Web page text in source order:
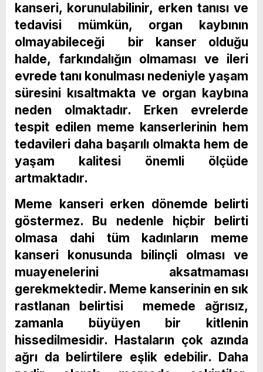
kanseri, korunulabilinir, erken tanısı ve
tedavisi mümkün, organ kaybının
olmayabileceği bir kanser olduğu
halde, farkındalığın olmaması ve ileri
evrede tanı konulması nedeniyle yaşam
süresini kısaltmakta ve organ kaybına
neden olmaktadır. Erken evrelerde
tespit edilen meme kanserlerinin hem
tedavileri daha başarılı olmakta hem de
yaşam kalitesi önemli ölçüde
artmaktadır.
Meme kanseri erken dönemde belirti
göstermez. Bu nedenle hiçbir belirti
olmasa dahi tüm kadınların meme
kanseri konusunda bilinçli olması ve
muayenelerini aksatmaması
gerekmektedir. Meme kanserinin en sık
rastlanan belirtisi memede ağrısız,
zamanla büyüyen bir kitlenin
hissedilmesidir. Hastaların çok azında
ağrı da belirtilere eşlik edebilir. Daha